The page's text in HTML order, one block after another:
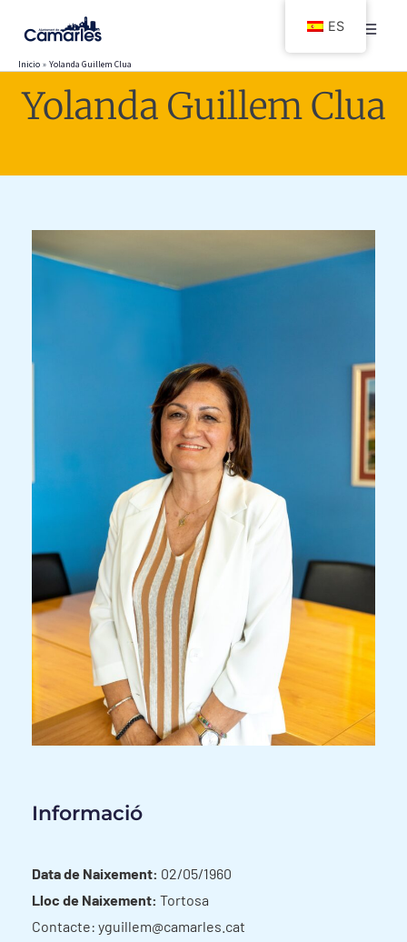
contenido
Inicio Yolanda Guillem Clua
Yolanda Guillem Clua
Informació
Data de Naixement: 02/05/1960
Lloc de Naixement: Tortosa
Contacte: yguillem@camarles.cat
ES